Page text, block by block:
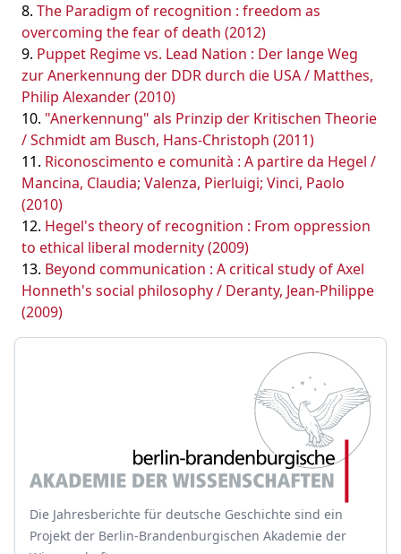
The Paradigm of recognition : freedom as
overcoming the fear of death (2012)
Puppet Regime vs. Lead Nation : Der lange Weg
zur Anerkennung der DDR durch die USA / Matthes,
Philip Alexander (2010)
"Anerkennung" als Prinzip der Kritischen Theorie
/ Schmidt am Busch, Hans-Christoph (2011)
Riconoscimento e comunità : A partire da Hegel /
Mancina, Claudia; Valenza, Pierluigi; Vinci, Paolo
(2010)
Hegel's theory of recognition : From oppression
to ethical liberal modernity (2009)
Beyond communication : A critical study of Axel
Honneth's social philosophy / Deranty, Jean-Philippe
(2009)
Die Jahresberichte für deutsche Geschichte sind ein
Projekt der Berlin-Brandenburgischen Akademie der